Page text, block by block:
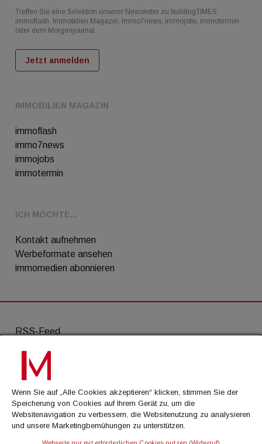
IMMOBILIEN MAGAZIN
immoflash
immo7news
immojobs
immotermin
ICH MÖCHTE...
Kontakt aufnehmen
Werbeformate ansehen
immomedien abonnieren
Treffen Sie eine Selektion unserer Newsletter zu buildingTIMES,
immoflash, Immobilien Magazin, immo7news, immojobs, immotermin
oder dem Morgenjournal
Jetzt anmelden
RSS-Feed
AGB
Datenschutz
Kontakt
Impressum
Wenn Sie auf „Alle Cookies akzeptieren“ klicken, stimmen Sie der
Speicherung von Cookies auf Ihrem Gerät zu, um die
Websitenavigation zu verbessern, die Websitenutzung zu analysieren
und unsere Marketingbemühungen zu unterstützen.